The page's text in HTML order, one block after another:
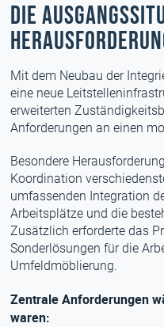
Die
Mit dem Neubau der
eine neue
erweiterten
Anforderungen an einen
Besondere
Koordination
umfassenden Integration
Arbeitsplätze und die
Zusätzlich erforderte das
Sonderlösungen für die
Umfeldmöblierung.
Zentrale Anforderungen
waren: